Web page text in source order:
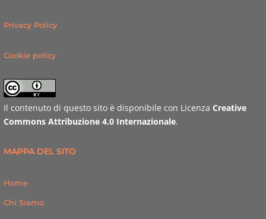
Privacy Policy
Cookie policy
Il contenuto di questo sito è disponibile con Licenza Creative
Commons Attribuzione 4.0 Internazionale.
MAPPA DEL SITO
Home
Chi Siamo